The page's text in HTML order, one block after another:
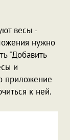
весы -
нужно
"Добавить
и
приложение
к ней.